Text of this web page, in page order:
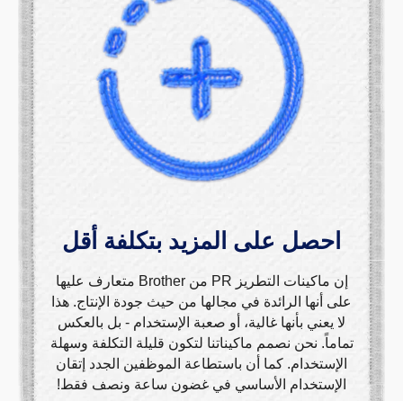
احصل على المزيد بتكلفة أقل
إن ماكينات التطريز PR من Brother متعارف عليها
على أنها الرائدة في مجالها من حيث جودة الإنتاج. هذا
لا يعني بأنها غالية، أو صعبة الإستخدام - بل بالعكس
تماماً. نحن نصمم ماكيناتنا لتكون قليلة التكلفة وسهلة
الإستخدام. كما أن باستطاعة الموظفين الجدد إتقان
الإستخدام الأساسي في غضون ساعة ونصف فقط!